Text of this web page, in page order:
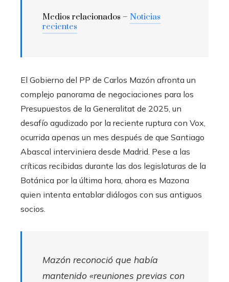
Medios relacionados – Noticias
recientes
El Gobierno del PP de Carlos Mazón afronta un
complejo panorama de negociaciones para los
Presupuestos de la Generalitat de 2025, un
desafío agudizado por la reciente ruptura con Vox,
ocurrida apenas un mes después de que Santiago
Abascal interviniera desde Madrid. Pese a las
críticas recibidas durante las dos legislaturas de la
Botánica por la última hora, ahora es Mazona
quien intenta entablar diálogos con sus antiguos
socios.
Mazón reconoció que había
mantenido «reuniones previas con